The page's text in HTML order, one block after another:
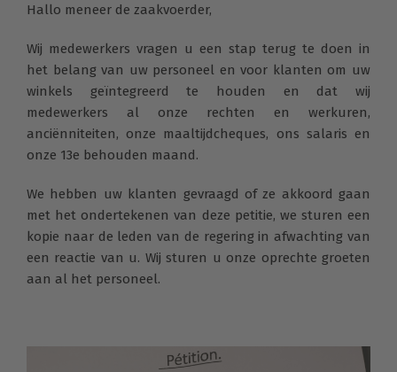
Hallo meneer de zaakvoerder,
Wij medewerkers vragen u een stap terug te doen in
het belang van uw personeel en voor klanten om uw
winkels geïntegreerd te houden en dat wij
medewerkers al onze rechten en werkuren,
anciënniteiten, onze maaltijdcheques, ons salaris en
onze 13e behouden maand.
We hebben uw klanten gevraagd of ze akkoord gaan
met het ondertekenen van deze petitie, we sturen een
kopie naar de leden van de regering in afwachting van
een reactie van u. Wij sturen u onze oprechte groeten
aan al het personeel.